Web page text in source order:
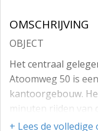
OMSCHRIJVING
OBJECT
Het centraal
Atoomweg 50 is
kantoorgebouw.
minuten rijden van
meer dan 120
+ Lees de